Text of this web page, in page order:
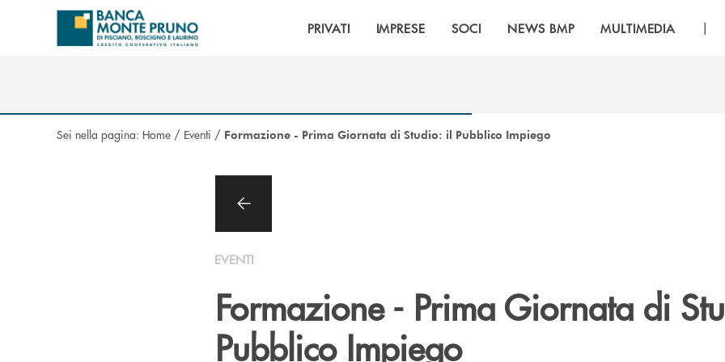
Salta al contenuto principale
PRIVATI IMPRESE SOCI NEWS BMP MULTIMEDIA |
Sei nella pagina: Home / Eventi / Formazione - Prima Giornata di Studio: il Pubblico Impiego
EVENTI
Formazione - Prima Giornata di
Pubblico Impiego